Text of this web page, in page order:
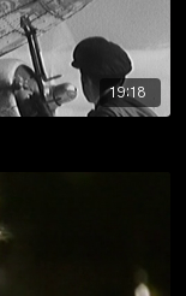
19:18